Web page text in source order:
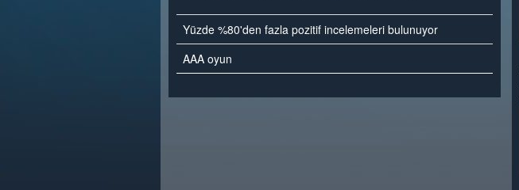
Yüzde %80'den fazla pozitif incelemeleri bulunuyor
AAA oyun